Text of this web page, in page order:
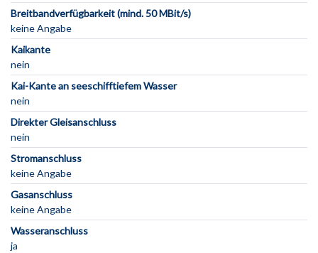
Breitbandverfügbarkeit (mind. 50 MBit/s)
keine Angabe
Kaikante
nein
Kai-Kante an seeschifftiefem Wasser
nein
Direkter Gleisanschluss
nein
Stromanschluss
keine Angabe
Gasanschluss
keine Angabe
Wasseranschluss
ja